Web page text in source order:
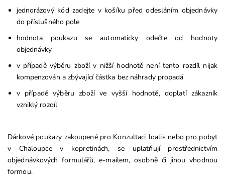
jednorázový kód zadejte v košíku před odesláním objednávky
do příslušného pole
hodnota poukazu se automaticky odečte od hodnoty
objednávky
v případě výběru zboží v nižší hodnotě není tento rozdíl nijak
kompenzován a zbývající částka bez náhrady propadá
v případě výběru zboží ve vyšší hodnotě, doplatí zákazník
vzniklý rozdíl
Dárkové poukazy zakoupené pro Konzultaci Joalis nebo pro pobyt
v Chaloupce v kopretinách, se uplatňují prostřednictvím
objednávkových formulářů, e-mailem, osobně či jinou vhodnou
formou.